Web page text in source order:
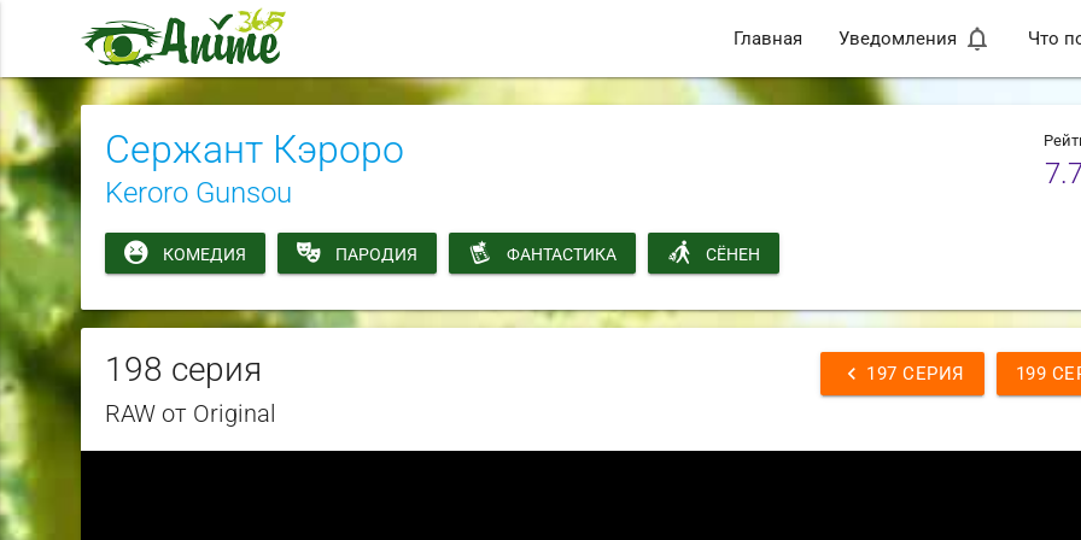
Главная Уведомления notifications_none Что
Сержант Кэроро
Keroro Gunsou
КОМЕДИЯ ПАРОДИЯ ФАНТАСТИКА СЁНЕН
chevron_left 197 СЕРИЯ 199
198 серия
RAW от Original